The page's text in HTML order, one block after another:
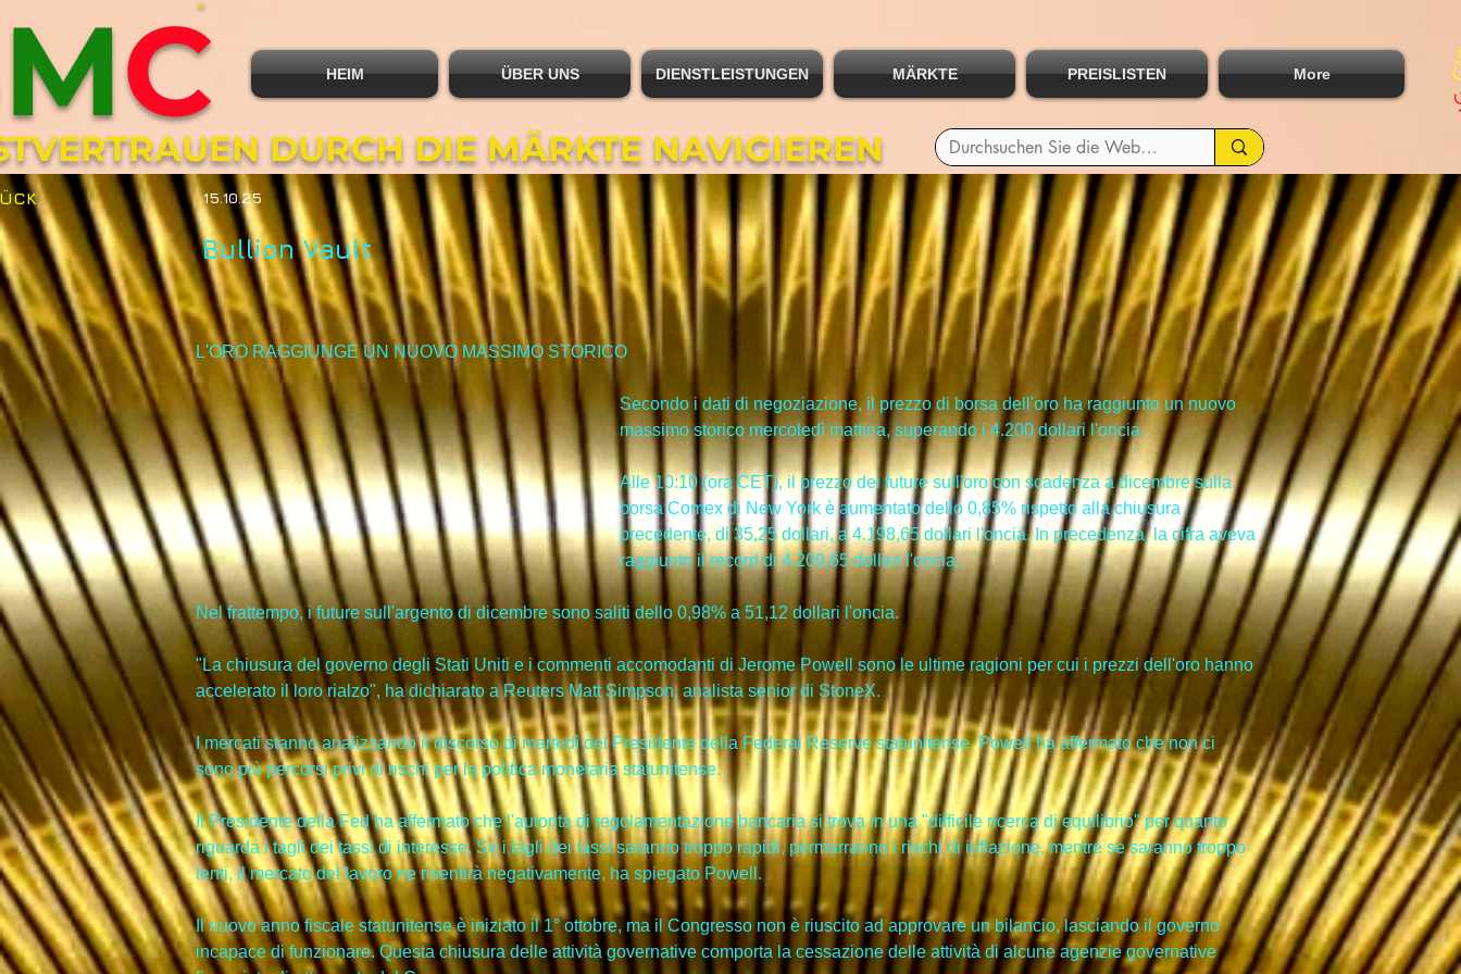
DURCH DIE MÄRKTE NAVIGIEREN
MC HEIM ÜBER UNS DIENSTLEISTUNGEN MÄRKTE PREISLISTEN More
15.10.25
Bullion Vault
L'ORO RAGGIUNGE UN NUOVO MASSIMO STORICO
Secondo i dati di negoziazione, il prezzo di borsa dell'oro ha raggiunto un nuovo
massimo storico mercoledì mattina, superando i 4.200 dollari l'oncia.
Alle 10:10 (ora CET), il prezzo dei future sull'oro con scadenza a dicembre sulla
borsa Comex di New York è aumentato dello 0,85% rispetto alla chiusura
precedente, di 35,25 dollari, a 4.198,65 dollari l'oncia. In precedenza, la cifra aveva
raggiunto il record di 4.209,65 dollari l'oncia.
Nel frattempo, i future sull'argento di dicembre sono saliti dello 0,98% a 51,12 dollari l'oncia.
"La chiusura del governo degli Stati Uniti e i commenti accomodanti di Jerome Powell sono le ultime ragioni per cui i prezzi dell'oro hanno
accelerato il loro rialzo", ha dichiarato a Reuters Matt Simpson, analista senior di StoneX.
I mercati stanno analizzando il discorso di martedì del Presidente della Federal Reserve statunitense. Powell ha affermato che non ci
sono più percorsi privi di rischi per la politica monetaria statunitense.
Il Presidente della Fed ha affermato che l'autorità di regolamentazione bancaria si trova in una "difficile ricerca di equilibrio" per quanto
riguarda i tagli dei tassi di interesse. Se i tagli dei tassi saranno troppo rapidi, permarranno i rischi di inflazione, mentre se saranno troppo
lenti, il mercato del lavoro ne risentirà negativamente, ha spiegato Powell.
Il nuovo anno fiscale statunitense è iniziato il 1° ottobre, ma il Congresso non è riuscito ad approvare un bilancio, lasciando il governo
incapace di funzionare. Questa chiusura delle attività governative comporta la cessazione delle attività di alcune agenzie governative